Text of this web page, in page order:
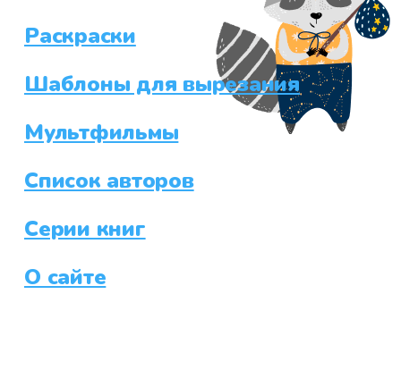
Раскраски
Шаблоны для вырезания
Мультфильмы
Список авторов
Серии книг
О сайте